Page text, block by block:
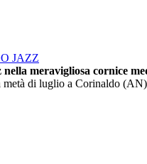
JAZZ
nella meravigliosa cornice
metà di luglio a Corinaldo (AN)